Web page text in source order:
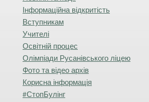
Інформаційна відкритість
Вступникам
Учителі
Освітній процес
Олімпіади Русанівського ліцею
Фото та відео архів
Корисна інформація
#СтопБулінг